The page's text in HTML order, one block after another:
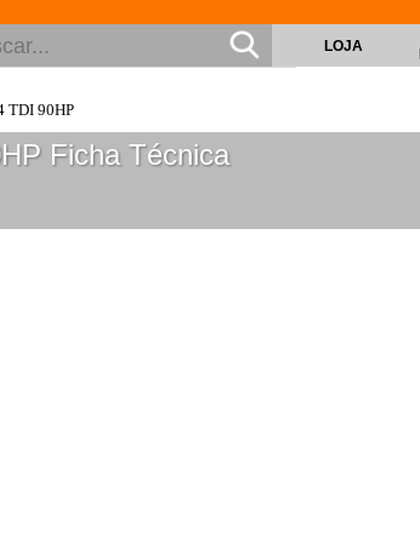
LOJA
TDI 90HP
Ficha Técnica